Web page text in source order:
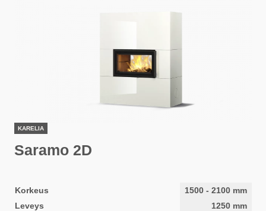
KARELIA
Saramo 2D
Korkeus 1500 - 2100 mm
Leveys
1250 mm